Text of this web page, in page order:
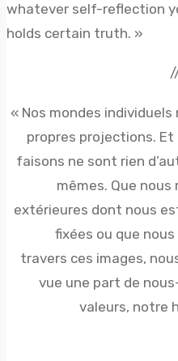
whatever self-reflection
holds certain truth. »
« Nos mondes individuels
propres projections.
faisons ne sont rien
mêmes. Que
extérieures dont nous
fixées ou que
travers ces images,
vue une part de
valeurs, notre